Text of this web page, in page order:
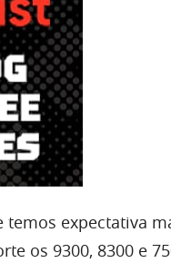
temos expectativa
os 9300, 8300 e